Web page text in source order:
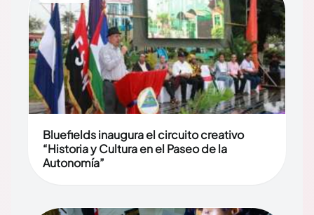
Bluefields inaugura el circuito creativo
“Historia y Cultura en el Paseo de la
Autonomía”